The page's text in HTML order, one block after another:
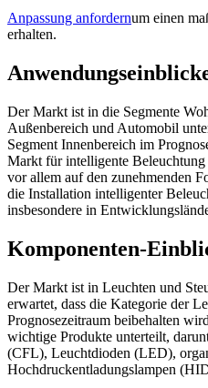
Anpassung anfordernum einen
erhalten.
Der Markt ist in die Segmente
Außenbereich und Automobil
Segment Innenbereich im
Markt für intelligente
vor allem auf den zunehmenden
die Installation intelligenter
insbesondere in
Komponenten-
Der Markt ist in Leuchten und
erwartet, dass die Kategorie der
Prognosezeitraum beibehalten
wichtige Produkte unterteilt,
(CFL), Leuchtdioden (LED),
Hochdruckentladungslampen